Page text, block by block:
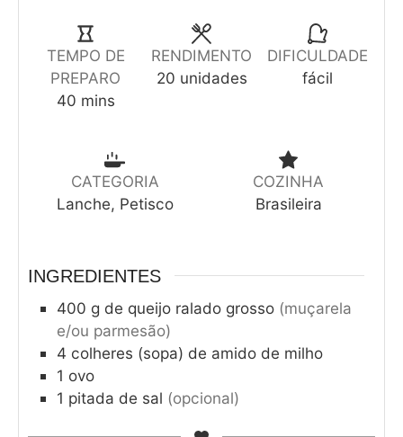
TEMPO DE
PREPARO
40 mins
RENDIMENTO
20 unidades
DIFICULDADE
fácil
CATEGORIA
Lanche, Petisco
COZINHA
Brasileira
INGREDIENTES
400 g de queijo ralado grosso (muçarela
e/ou parmesão)
4 colheres (sopa) de amido de milho
1 ovo
1 pitada de sal (opcional)